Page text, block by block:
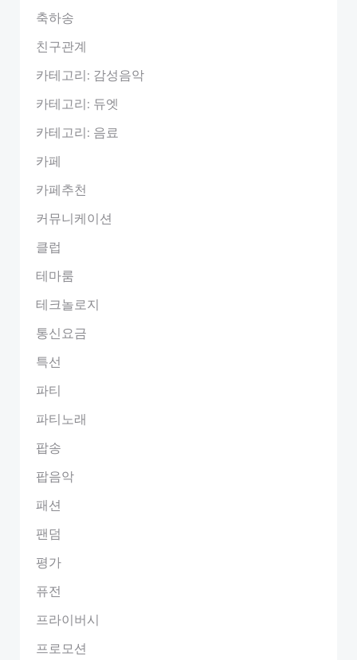
축하송
친구관계
카테고리: 감성음악
카테고리: 듀엣
카테고리: 음료
카페
카페추천
커뮤니케이션
클럽
테마룸
테크놀로지
통신요금
특선
파티
파티노래
팝송
팝음악
패션
팬덤
평가
퓨전
프라이버시
프로모션